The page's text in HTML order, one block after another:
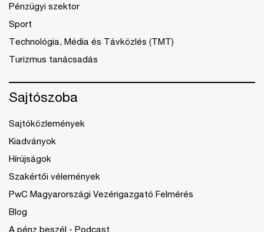
Pénzügyi szektor
Sport
Technológia, Média és Távközlés (TMT)
Turizmus tanácsadás
Sajtószoba
Sajtóközlemények
Kiadványok
Hírújságok
Szakértői vélemények
PwC Magyarországi Vezérigazgató Felmérés
Blog
A pénz beszél - Podcast